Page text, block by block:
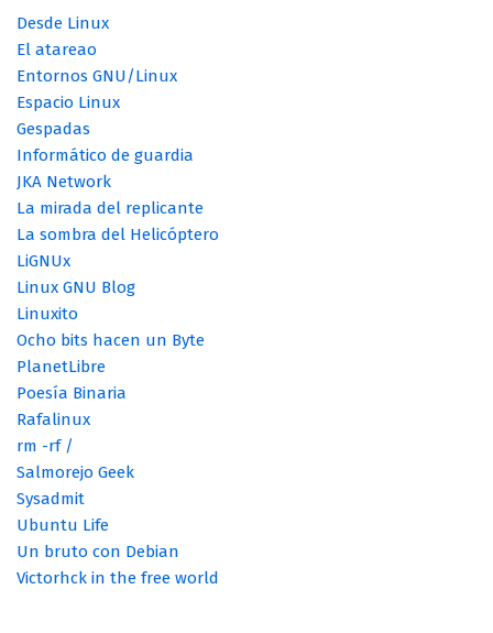
Desde Linux
El atareao
Entornos GNU/Linux
Espacio Linux
Gespadas
Informático de guardia
JKA Network
La mirada del replicante
La sombra del Helicóptero
LiGNUx
Linux GNU Blog
Linuxito
Ocho bits hacen un Byte
PlanetLibre
Poesía Binaria
Rafalinux
rm -rf /
Salmorejo Geek
Sysadmit
Ubuntu Life
Un bruto con Debian
Victorhck in the free world